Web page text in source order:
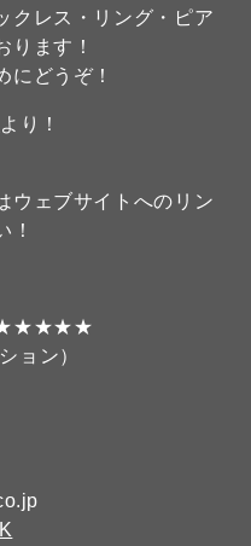
クレス・リング・ピア
ります！
にどうぞ！
より！
ウェブサイトへのリン
！
ョン）